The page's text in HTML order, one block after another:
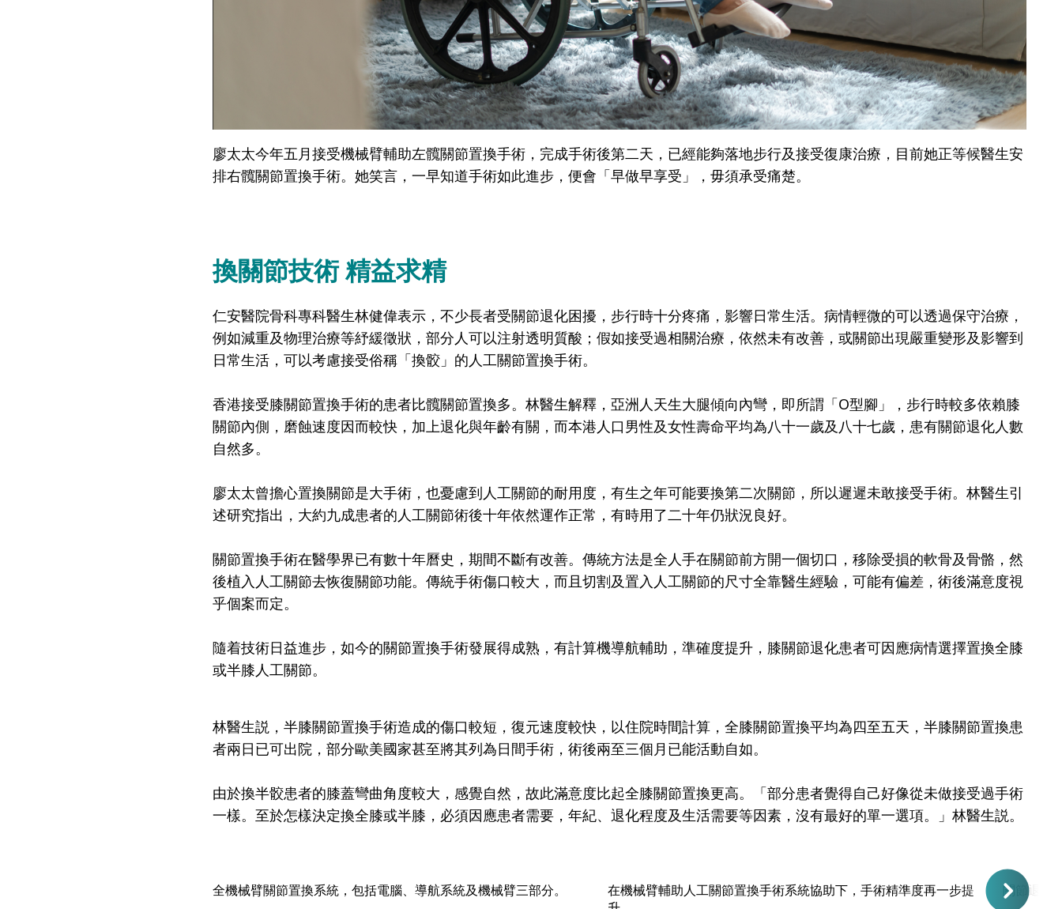
廖太太今年五月接受機械臂輔助左髖關節置換手術，完成手術後第二天，已經能夠落地步行及接受復康治療，目前她正等候醫生安
排右髖關節置換手術。她笑言，一早知道手術如此進步，便會「早做早享受」，毋須承受痛楚。
換關節技術 精益求精
仁安醫院骨科專科醫生林健偉表示，不少長者受關節退化困擾，步行時十分疼痛，影響日常生活。病情輕微的可以透過保守治療，
例如減重及物理治療等紓緩徵狀，部分人可以注射透明質酸；假如接受過相關治療，依然未有改善，或關節出現嚴重變形及影響到
日常生活，可以考慮接受俗稱「換骹」的人工關節置換手術。
香港接受膝關節置換手術的患者比髖關節置換多。林醫生解釋，亞洲人天生大腿傾向內彎，即所謂「O型腳」，步行時較多依賴膝
關節內側，磨蝕速度因而較快，加上退化與年齡有關，而本港人口男性及女性壽命平均為八十一歲及八十七歲，患有關節退化人數
自然多。
廖太太曾擔心置換關節是大手術，也憂慮到人工關節的耐用度，有生之年可能要換第二次關節，所以遲遲未敢接受手術。林醫生引
述研究指出，大約九成患者的人工關節術後十年依然運作正常，有時用了二十年仍狀況良好。
關節置換手術在醫學界已有數十年曆史，期間不斷有改善。傳統方法是全人手在關節前方開一個切口，移除受損的軟骨及骨骼，然
後植入人工關節去恢復關節功能。傳統手術傷口較大，而且切割及置入人工關節的尺寸全靠醫生經驗，可能有偏差，術後滿意度視
乎個案而定。
隨着技術日益進步，如今的關節置換手術發展得成熟，有計算機導航輔助，準確度提升，膝關節退化患者可因應病情選擇置換全膝
或半膝人工關節。
林醫生説，半膝關節置換手術造成的傷口較短，復元速度較快，以住院時間計算，全膝關節置換平均為四至五天，半膝關節置換患
者兩日已可出院，部分歐美國家甚至將其列為日間手術，術後兩至三個月已能活動自如。
由於換半骹患者的膝蓋彎曲角度較大，感覺自然，故此滿意度比起全膝關節置換更高。「部分患者覺得自己好像從未做接受過手術
一樣。至於怎樣決定換全膝或半膝，必須因應患者需要，年紀、退化程度及生活需要等因素，沒有最好的單一選項。」林醫生説。
全機械臂關節置換系統，包括電腦、導航系統及機械臂三部分。
在機械臂輔助人工關節置換手術系統協助下，手術精準度再一步提
關節退化